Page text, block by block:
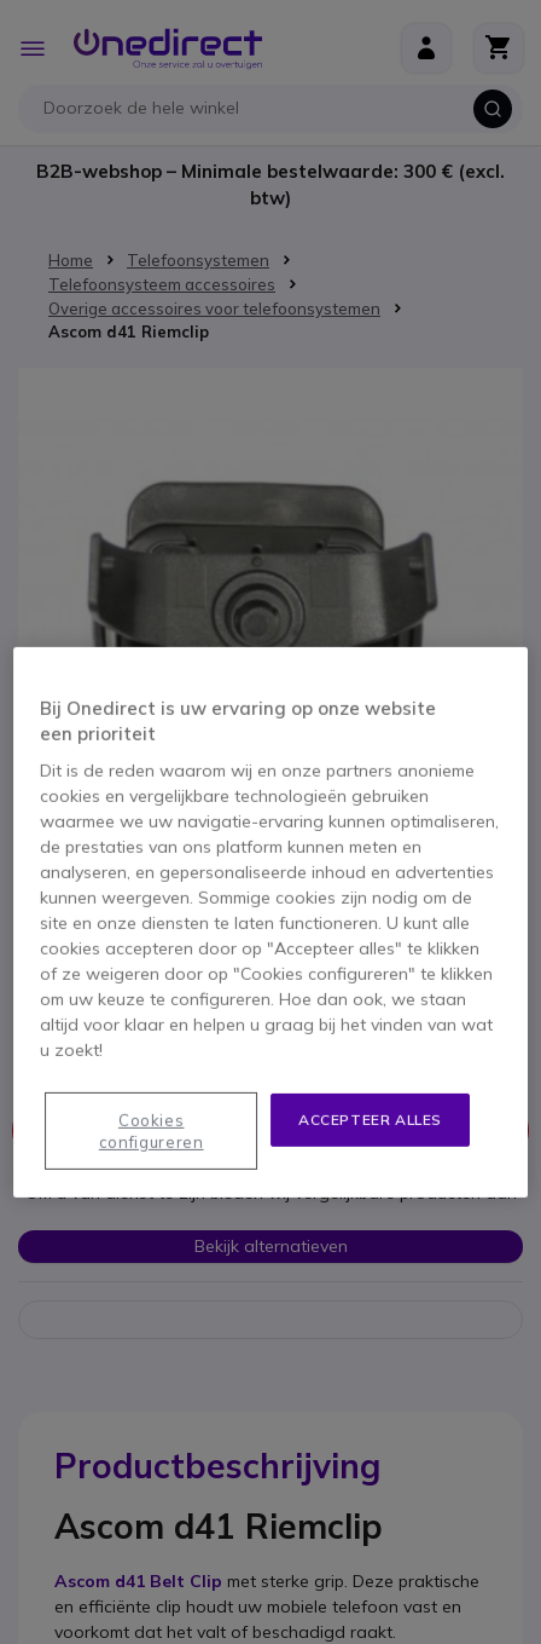
Toggle
Nav
B2B-webshop – Minimale bestelwaarde: 300 € (excl.
btw)
Home
Telefoonsystemen
Telefoonsysteem accessoires
Overige accessoires voor telefoonsystemen
Ascom d41 Riemclip
Ascom d41 Riemclip
SKU ASD41C2 // Referentie fabrikant: 660197
Riemclip met sterke grip voor de Ascom d41
Dit product wordt niet meer geproduceerd.
Om u van dienst te zijn bieden wij vergelijkbare producten aan
Bekijk alternatieven
Ga naar het begin van de afbeeldingen-gallerij
Productbeschrijving
Ascom d41 Riemclip
Ascom d41 Belt Clip met sterke grip. Deze praktische
en efficiënte clip houdt uw mobiele telefoon vast en
voorkomt dat het valt of beschadigd raakt.
Bij Onedirect is uw ervaring op onze website
een prioriteit
Dit is de reden waarom wij en onze partners anonieme
cookies en vergelijkbare technologieën gebruiken
waarmee we uw navigatie-ervaring kunnen optimaliseren,
de prestaties van ons platform kunnen meten en
analyseren, en gepersonaliseerde inhoud en advertenties
kunnen weergeven. Sommige cookies zijn nodig om de
site en onze diensten te laten functioneren. U kunt alle
cookies accepteren door op "Accepteer alles" te klikken
of ze weigeren door op "Cookies configureren" te klikken
om uw keuze te configureren. Hoe dan ook, we staan
altijd voor klaar en helpen u graag bij het vinden van wat
u zoekt!
ACCEPTEER ALLES
Cookies
configureren